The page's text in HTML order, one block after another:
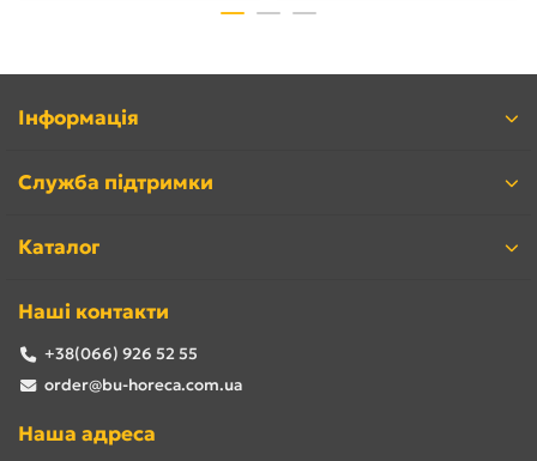
Інформація
Служба підтримки
Каталог
Наші контакти
+38(066) 926 52 55
order@bu-horeca.com.ua
Наша адреса